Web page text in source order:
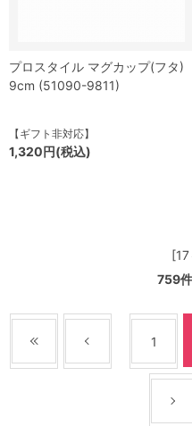
プロスタイル マグカップ(フタ)
9cm (51090-9811)
【ギフト非対応】
1,320円(税込)
759
1